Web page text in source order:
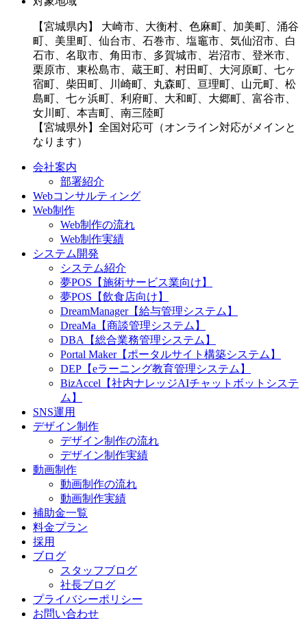
【宮城県内】 大崎市、大衡村、色麻町、加美町、涌谷
町、美里町、仙台市、石巻市、塩竈市、気仙沼市、白
石市、名取市、角田市、多賀城市、岩沼市、登米市、
栗原市、東松島市、蔵王町、村田町、大河原町、七ヶ
宿町、柴田町、川崎町、丸森町、亘理町、山元町、松
島町、七ヶ浜町、利府町、大和町、大郷町、富谷市、
女川町、本吉町、南三陸町
【宮城県外】全国対応可（オンライン対応がメインと
なります）
会社案内
部署紹介
Webコンサルティング
Web制作
Web制作の流れ
Web制作実績
システム開発
システム紹介
夢POS【施術サービス業向け】
夢POS【飲食店向け】
DreamManager【給与管理システム】
DreaMa【商談管理システム】
DBA【総合業務管理システム】
Portal Maker【ポータルサイト構築システム】
DEP【eラーニング教育管理システム】
BizAccel【社内ナレッジAIチャットボットシステ
ム】
SNS運用
デザイン制作
デザイン制作の流れ
デザイン制作実績
動画制作
動画制作の流れ
動画制作実績
補助金一覧
料金プラン
採用
ブログ
スタッフブログ
社長ブログ
プライバシーポリシー
お問い合わせ